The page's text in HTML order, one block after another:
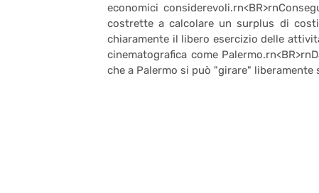
economici
costrette a calcolare un surplus di
chiaramente il libero esercizio delle
cinematografica come
che a Palermo si può "girare"